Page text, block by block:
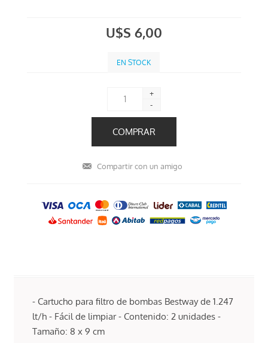
U$S 6,00
EN STOCK
+
-
- Cartucho para filtro de bombas Bestway de 1.247
lt/h - Fácil de limpiar - Contenido: 2 unidades -
Tamaño: 8 x 9 cm